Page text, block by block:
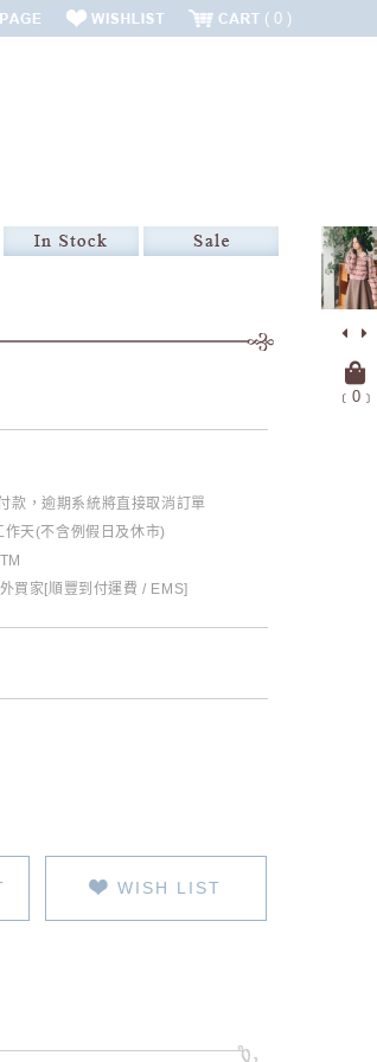
0
﹝ 0﹞
款，逾期系統將直接取消訂單
天(不含例假日及休市)
買家[順豐到付運費 / EMS]
WISH LIST